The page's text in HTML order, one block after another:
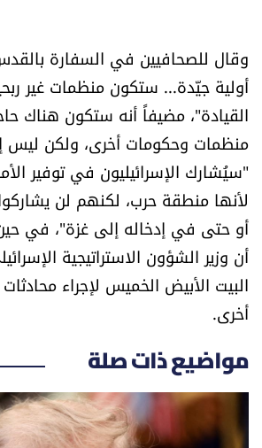
وقال للصحافيين في السفارة
أولية جيّدة... ستكون منظمات غير
القيادة"، مضيفاً أنه ستكون هناك
منظمات وحكومات أخرى، ولكن ليس
"سيُشارك الإسرائيليون في توفير
لأنها منطقة حرب، لكنهم لن
أو حتى في إدخاله إلى غزة"، في
أن وزير الشؤون الاستراتيجية
البيت الأبيض الخميس لإجراء
أخرى.
مواضيع ذات صلة